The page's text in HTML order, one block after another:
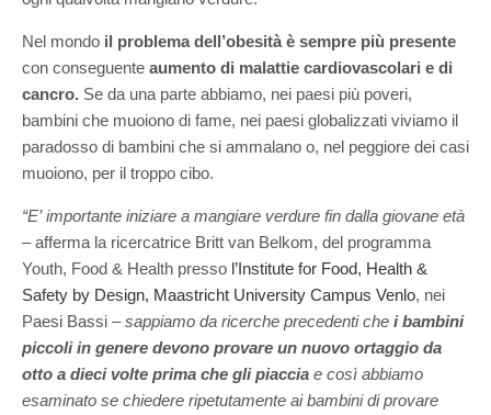
Nel mondo il problema dell’obesità è sempre più presente
con conseguente aumento di malattie cardiovascolari e di
cancro. Se da una parte abbiamo, nei paesi più poveri,
bambini che muoiono di fame, nei paesi globalizzati viviamo il
paradosso di bambini che si ammalano o, nel peggiore dei casi
muoiono, per il troppo cibo.
“E’ importante iniziare a mangiare verdure fin dalla giovane età
– afferma la ricercatrice Britt van Belkom, del programma
Youth, Food & Health presso l’Institute for Food, Health &
Safety by Design, Maastricht University Campus Venlo, nei
Paesi Bassi –sappiamo da ricerche precedenti che i bambini
piccoli in genere devono provare un nuovo ortaggio da
otto a dieci volte prima che gli piaccia e così abbiamo
esaminato se chiedere ripetutamente ai bambini di provare